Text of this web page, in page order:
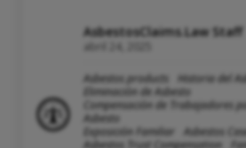
AsbestosClaims.Law Staff
abril 24, 2025
Asbestos products
Historia del
Eliminación de Asbesto
Compensación de Trabajadores
Asbesto
Exposición Familiar
Asbestos